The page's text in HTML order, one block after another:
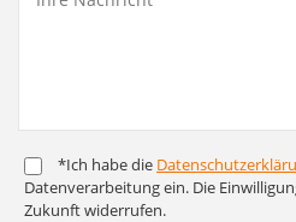
*Ich habe die
Daten­ver­arbeitung ein. Die
Zukunft widerrufen.